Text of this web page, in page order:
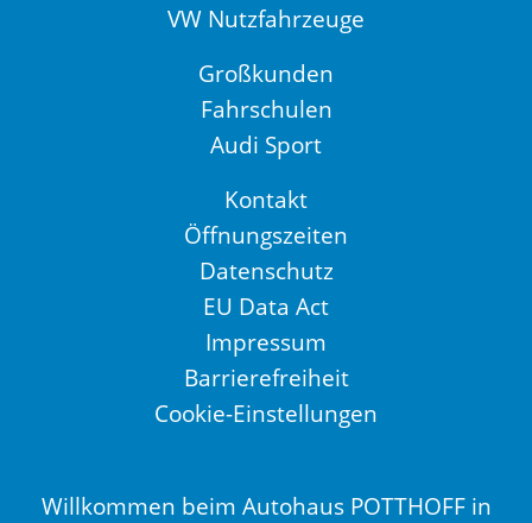
VW Nutzfahrzeuge
Großkunden
Fahrschulen
Audi Sport
Kontakt
Öffnungszeiten
Datenschutz
EU Data Act
Impressum
Barrierefreiheit
Cookie-Einstellungen
Willkommen beim Autohaus POTTHOFF in